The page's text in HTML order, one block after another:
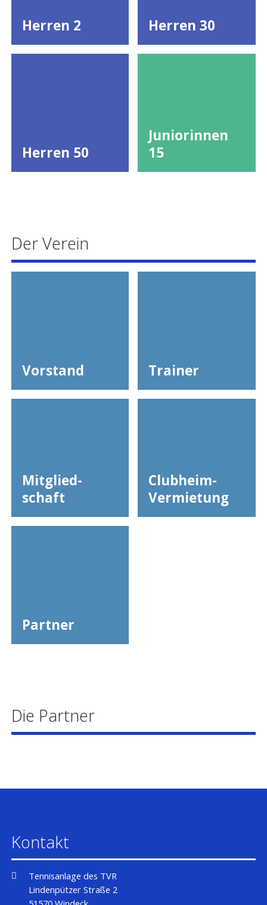
Herren 2 Herren 30
Herren 50
Juniorinnen
15
Der Verein
Vorstand Trainer
Mitglied­
schaft
Clubheim-
Vermietung
Partner
Die Partner
Kontakt
Tennisanlage des TVR
Lindenpützer Straße 2